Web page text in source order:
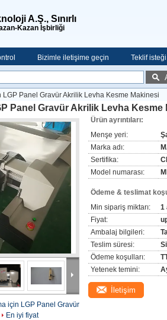
A.Ş., Sınırlı
Kazan İşbirliği
Bizimle iletişime geçin Teklif isteği
LGP Panel Gravür Akrilik Levha Kesme Makinesi
Panel Gravür Akrilik Levha Kesme
için LGP Panel Gravür
En iyi fiyat
Ürün ayrıntıları:
Menşe yeri:
Marka adı:
Sertifika:
Model numarası:
Ödeme & teslimat
Min sipariş miktarı:
1
Fiyat:
Ambalaj bilgileri:
Teslim süresi:
Ödeme koşulları:
Yetenek temini:
İletişim